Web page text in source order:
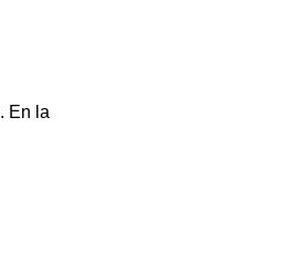
En la